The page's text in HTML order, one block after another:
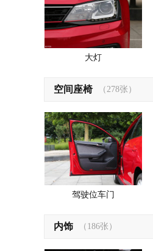
大灯
空间座椅 （278张）
驾驶位车门
内饰 （186张）